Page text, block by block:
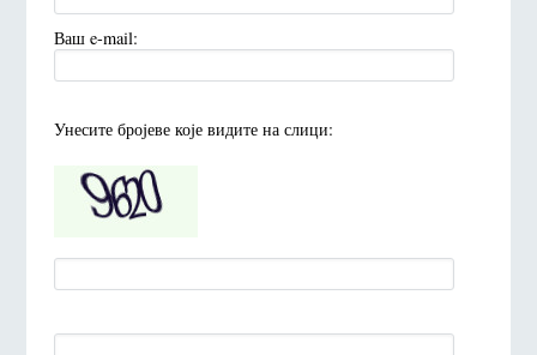
Ваш e-mail:
Унесите броjеве коjе видите на слици: